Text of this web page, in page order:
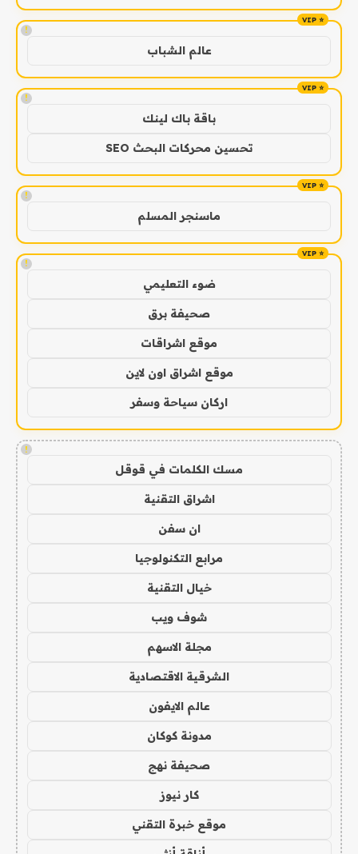
!
عالم الشباب
!
باقة باك لينك
تحسين محركات البحث SEO
!
ماسنجر المسلم
!
ضوء التعليمي
صحيفة برق
موقع اشراقات
موقع اشراق اون لاين
اركان سياحة وسفر
!
مسك الكلمات في قوقل
اشراق التقنية
ان سفن
مرابع التكنولوجيا
خيال التقنية
شوف ويب
مجلة الاسهم
الشرقية الاقتصادية
عالم الايفون
مدونة كوكان
صحيفة نهج
كار نيوز
موقع خبرة التقني